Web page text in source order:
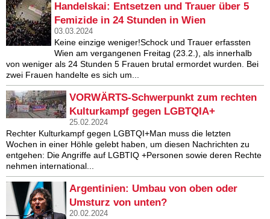
Handelskai: Entsetzen und Trauer über 5
Femizide in 24 Stunden in Wien
03.03.2024
Keine einzige weniger!Schock und Trauer erfassten
Wien am vergangenen Freitag (23.2.), als innerhalb
von weniger als 24 Stunden 5 Frauen brutal ermordet wurden. Bei
zwei Frauen handelte es sich um...
VORWÄRTS-Schwerpunkt zum rechten
Kulturkampf gegen LGBTQIA+
25.02.2024
Rechter Kulturkampf gegen LGBTQI+Man muss die letzten
Wochen in einer Höhle gelebt haben, um diesen Nachrichten zu
entgehen: Die Angriffe auf LGBTIQ +Personen sowie deren Rechte
nehmen international...
Argentinien: Umbau von oben oder
Umsturz von unten?
20.02.2024